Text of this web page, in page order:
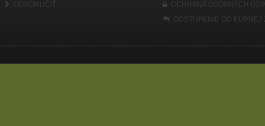
ODPORUČIŤ
OCHRANA OSOBNÝCH
ODSTÚPENIE OD KÚPNEJ